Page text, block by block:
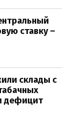
ставку –
склады с
дефицит